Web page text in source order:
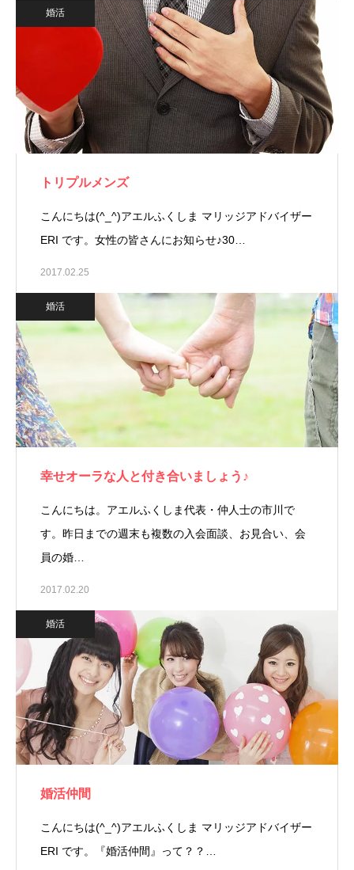
婚活
トリプルメンズ
こんにちは(^_^)アエルふくしま マリッジアドバイザー
ERI です。女性の皆さんにお知らせ♪30…
2017.02.25
婚活
幸せオーラな人と付き合いましょう♪
こんにちは。アエルふくしま代表・仲人士の市川で
す。昨日までの週末も複数の入会面談、お見合い、会
員の婚…
2017.02.20
婚活
婚活仲間
こんにちは(^_^)アエルふくしま マリッジアドバイザー
ERI です。『婚活仲間』って？？…